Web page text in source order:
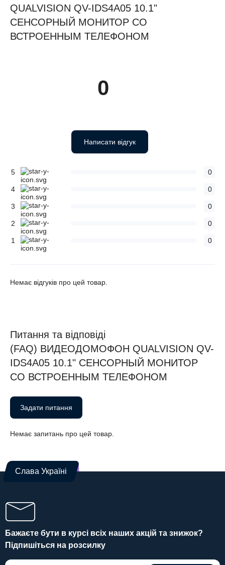
QUALVISION QV-IDS4A05 10.1"
СЕНСОРНЫЙ МОНИТОР СО
ВСТРОЕННЫМ ТЕЛЕФОНОМ
0
Написати відгук
5 0
4 0
3 0
2 0
1 0
Немає відгуків про цей товар.
Питання та відповіді
(FAQ) ВИДЕОДОМОФОН QUALVISION QV-
IDS4A05 10.1" СЕНСОРНЫЙ МОНИТОР
СО ВСТРОЕННЫМ ТЕЛЕФОНОМ
Задати питання
Немає запитань про цей товар.
Слава Україні
Бажаєте бути в курсі всіх наших акцій та знижок?
Підпишіться на розсилку